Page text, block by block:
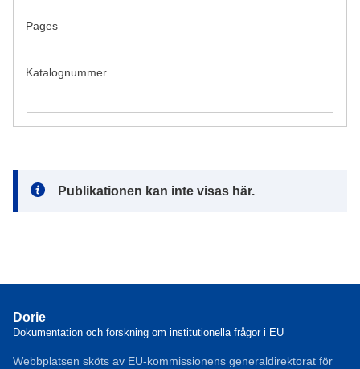
Pages
Katalognummer
Note:
Publikationen kan inte visas här.
Dorie
Dokumentation och forskning om institutionella frågor i EU
Webbplatsen sköts av EU-kommissionens generaldirektorat för